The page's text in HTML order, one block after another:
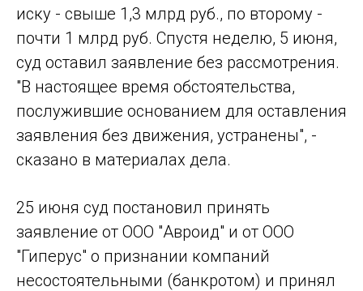
иску - свыше 1,3 млрд руб., по второму -
почти 1 млрд руб. Спустя неделю, 5 июня,
суд оставил заявление без рассмотрения.
"В настоящее время обстоятельства,
послужившие основанием для оставления
заявления без движения, устранены", -
сказано в материалах дела.
25 июня суд постановил принять
заявление от ООО "Авроид" и от ООО
"Гиперус" о признании компаний
несостоятельными (банкротом) и принял